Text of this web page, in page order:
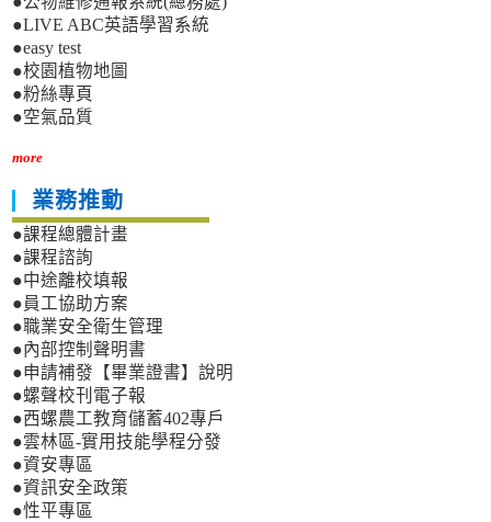
●LIVE ABC英語學習系統
●easy test
●校園植物地圖
●粉絲專頁
●空氣品質
more
業務推動
●課程總體計畫
●課程諮詢
●中途離校填報
●員工協助方案
●職業安全衛生管理
●內部控制聲明書
●申請補發【畢業證書】說明
●螺聲校刊電子報
●西螺農工教育儲蓄402專戶
●雲林區-實用技能學程分發
●資安專區
●資訊安全政策
●性平專區